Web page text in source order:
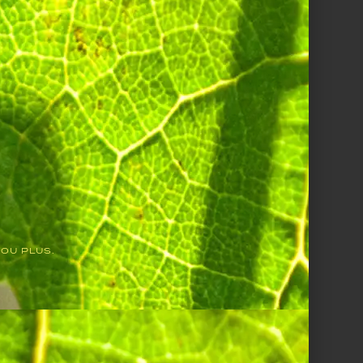
additionnée de gros
Egouttez-les avant
à plat sur une planche et
chacune des moitiés
marteau, donnez un
restant. Quand il
ensuite les déposer
beurre avant de les
PLUS.